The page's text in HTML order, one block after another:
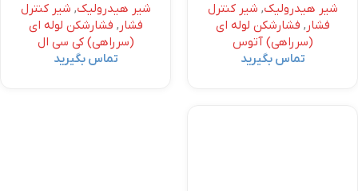
شیر هیدرولیک, شیر کنترل
فشار , فشارشکن لوله ای
(سرراهی) آتوس
تماس بگیرید
شیر هیدرولیک, شیر کنترل
فشار , فشارشکن لوله ای
(سرراهی) کی سی ال
تماس بگیرید